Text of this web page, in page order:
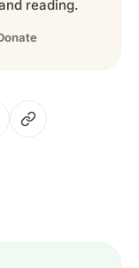
reading.